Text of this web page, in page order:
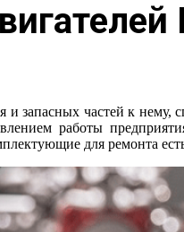
запасных частей к нему,
работы
для ремонта